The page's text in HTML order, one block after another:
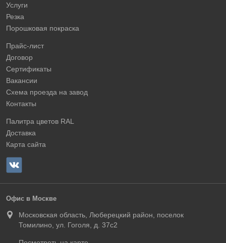
Услуги
Резка
Порошковая покраска
Прайс-лист
Договор
Сертификаты
Вакансии
Схема проезда на завод
Контакты
Палитра цветов RAL
Доставка
Карта сайта
Офис в Москве
Московская область, Люберецкий район, поселок
Томилино, ул. Гоголя, д. 37с2